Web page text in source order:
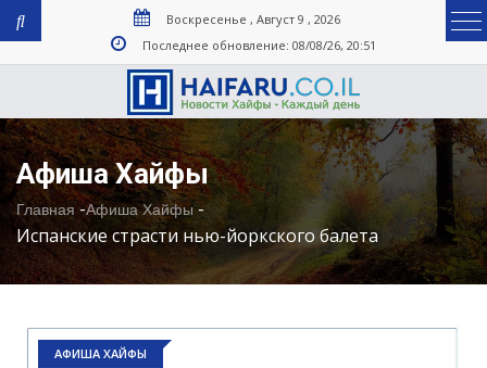
Воскресенье , Август 9 , 2026
Последнее обновление: 08/08/26, 20:51
Афиша Хайфы
Главная-Афиша Хайфы-
Испанские страсти нью-йоркского балета
АФИША ХАЙФЫ